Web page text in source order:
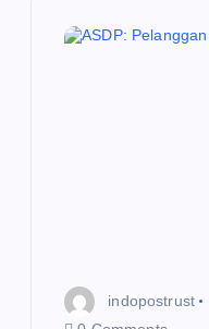
indopostrust